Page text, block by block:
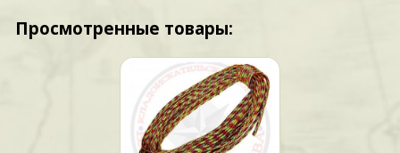
Просмотренные товары: